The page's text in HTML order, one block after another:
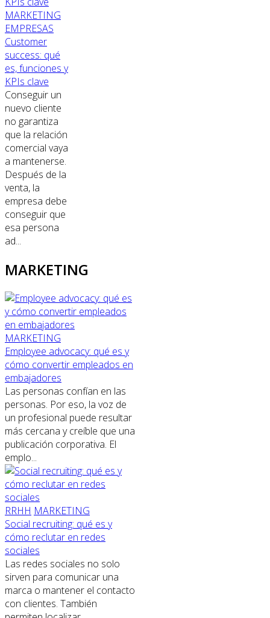
MARKETING
EMPRESAS
Customer
success: qué
es, funciones y
KPIs clave
Conseguir un
nuevo cliente
no garantiza
que la relación
comercial vaya
a mantenerse.
Después de la
venta, la
empresa debe
conseguir que
esa persona
ad...
MARKETING
MARKETING
Employee advocacy: qué es y
cómo convertir empleados en
embajadores
Las personas confían en las
personas. Por eso, la voz de
un profesional puede resultar
más cercana y creíble que una
publicación corporativa. El
emplo...
RRHH MARKETING
Social recruiting: qué es y
cómo reclutar en redes
sociales
Las redes sociales no solo
sirven para comunicar una
marca o mantener el contacto
con clientes. También